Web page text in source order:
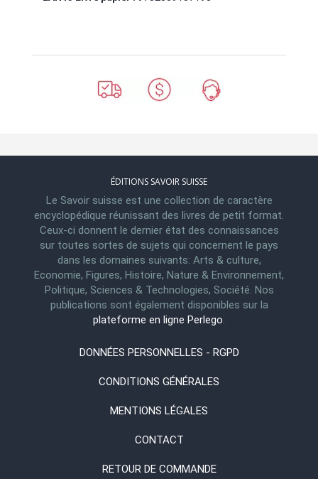
ÉDITIONS SAVOIR SUISSE
Le Savoir suisse est une collection de caractère
encyclopédique réunissant des livres de petit format.
Ceux-ci donnent le dernier état des connaissances
sur toutes sortes de sujets qui concernent le pays
dans les domaines suivants: Arts & culture,
Economie, Figures, Histoire, Nature & Environnement,
Politique, Sciences & Technologies, Société. Nos
publications sont également disponibles sur la
plateforme en ligne Perlego.
DONNÉES PERSONNELLES - RGPD
CONDITIONS GÉNÉRALES
MENTIONS LÉGALES
CONTACT
RETOUR DE COMMANDE